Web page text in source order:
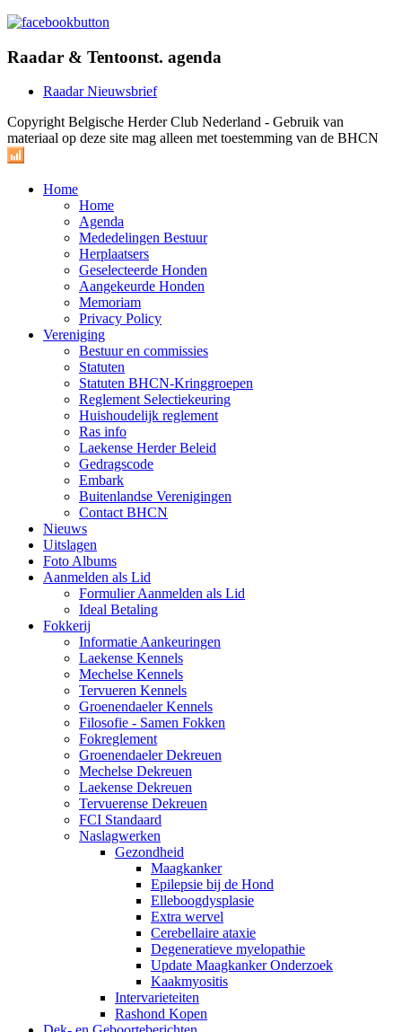
Raadar & Tentoonst. agenda
Raadar Nieuwsbrief
Copyright Belgische Herder Club Nederland - Gebruik van
materiaal op deze site mag alleen met toestemming van de BHCN
Home
Home
Agenda
Mededelingen Bestuur
Herplaatsers
Geselecteerde Honden
Aangekeurde Honden
Memoriam
Privacy Policy
Vereniging
Bestuur en commissies
Statuten
Statuten BHCN-Kringgroepen
Reglement Selectiekeuring
Huishoudelijk reglement
Ras info
Laekense Herder Beleid
Gedragscode
Embark
Buitenlandse Verenigingen
Contact BHCN
Nieuws
Uitslagen
Foto Albums
Aanmelden als Lid
Formulier Aanmelden als Lid
Ideal Betaling
Fokkerij
Informatie Aankeuringen
Laekense Kennels
Mechelse Kennels
Tervueren Kennels
Groenendaeler Kennels
Filosofie - Samen Fokken
Fokreglement
Groenendaeler Dekreuen
Mechelse Dekreuen
Laekense Dekreuen
Tervuerense Dekreuen
FCI Standaard
Naslagwerken
Gezondheid
Maagkanker
Epilepsie bij de Hond
Elleboogdysplasie
Extra wervel
Cerebellaire ataxie
Degeneratieve myelopathie
Update Maagkanker Onderzoek
Kaakmyositis
Intervarieteiten
Rashond Kopen